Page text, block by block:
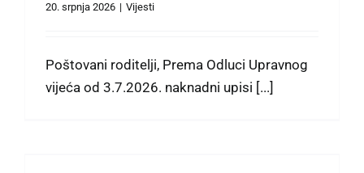
20. srpnja 2026 | Vijesti
Poštovani roditelji, Prema Odluci Upravnog
vijeća od 3.7.2026. naknadni upisi [...]